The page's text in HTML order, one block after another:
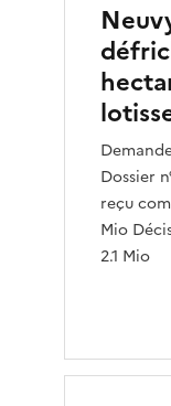
Dossier
reçu
Mio
2.1 Mio